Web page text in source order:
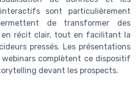
sont particulièrement
de transformer des
en récit clair, tout en facilitant la
pressés. Les présentations
complètent ce dispositif
devant les prospects.